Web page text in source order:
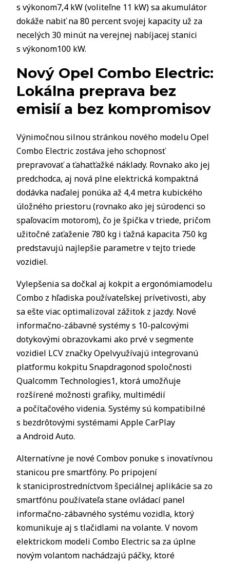
s výkonom7,4 kW (voliteľne 11 kW) sa akumulátor
dokáže nabiť na 80 percent svojej kapacity už za
necelých 30 minút na verejnej nabíjacej stanici
s výkonom100 kW.
Nový Opel Combo Electric:
Lokálna preprava bez
emisií a bez kompromisov
Výnimočnou silnou stránkou nového modelu Opel
Combo Electric zostáva jeho schopnosť
prepravovať a ťahaťťažké náklady. Rovnako ako jej
predchodca, aj nová plne elektrická kompaktná
dodávka naďalej ponúka až 4,4 metra kubického
úložného priestoru (rovnako ako jej súrodenci so
spaľovacím motorom), čo je špička v triede, pričom
užitočné zaťaženie 780 kg i ťažná kapacita 750 kg
predstavujú najlepšie parametre v tejto triede
vozidiel.
Vylepšenia sa dočkal aj kokpit a ergonómiamodelu
Combo z hľadiska používateľskej prívetivosti, aby
sa ešte viac optimalizoval zážitok z jazdy. Nové
informačno-zábavné systémy s 10-palcovými
dotykovými obrazovkami ako prvé v segmente
vozidiel LCV značky Opelvyužívajú integrovanú
platformu kokpitu Snapdragonod spoločnosti
Qualcomm Technologies1, ktorá umožňuje
rozšírené možnosti grafiky, multimédií
a počítačového videnia. Systémy sú kompatibilné
s bezdrôtovými systémami Apple CarPlay
a Android Auto.
Alternatívne je nové Combov ponuke s inovatívnou
stanicou pre smartfóny. Po pripojení
k staniciprostredníctvom špeciálnej aplikácie sa zo
smartfónu používateľa stane ovládací panel
informačno-zábavného systému vozidla, ktorý
komunikuje aj s tlačidlami na volante. V novom
elektrickom modeli Combo Electric sa za úplne
novým volantom nachádzajú páčky, ktoré